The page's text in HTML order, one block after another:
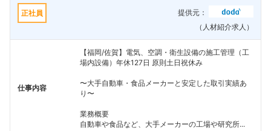
正社員
提供元：
（人材紹介求人）
仕事内容
【福岡/佐賀】電気、空調・衛生設備の施工管理（工
場内設備）年休127日 原則土日祝休み
〜大手自動車・食品メーカーと安定した取引実績あ
り〜
業務概要
自動車や食品など、大手メーカーの工場や研究所...